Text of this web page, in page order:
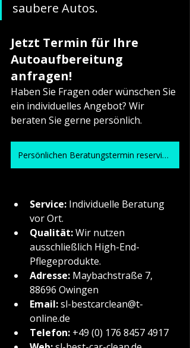
saubere Autos.
Jetzt Termin für Ihre
Autoaufbereitung
anfragen!
Haben Sie Fragen oder wünschen Sie
ein individuelles Angebot? Wir
beraten Sie gerne persönlich.
Persönlichen Beratungstermin reservieren
Service: Individuelle Beratung
vor Ort.
Qualität: Wir nutzen
ausschließlich High-End-
Pflegeprodukte.
Adresse: Maybachstraße 7,
88696 Owingen
Email: sl-bestcarclean@t-
online.de
Telefon: +49 (0) 176 8457 4917